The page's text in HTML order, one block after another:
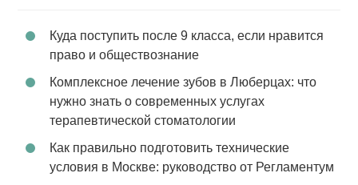
Куда поступить после 9 класса, если нравится
право и обществознание
Комплексное лечение зубов в Люберцах: что
нужно знать о современных услугах
терапевтической стоматологии
Как правильно подготовить технические
условия в Москве: руководство от Регламентум